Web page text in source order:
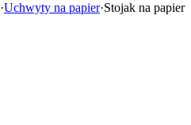
·Uchwyty na papier·Stojak na papier